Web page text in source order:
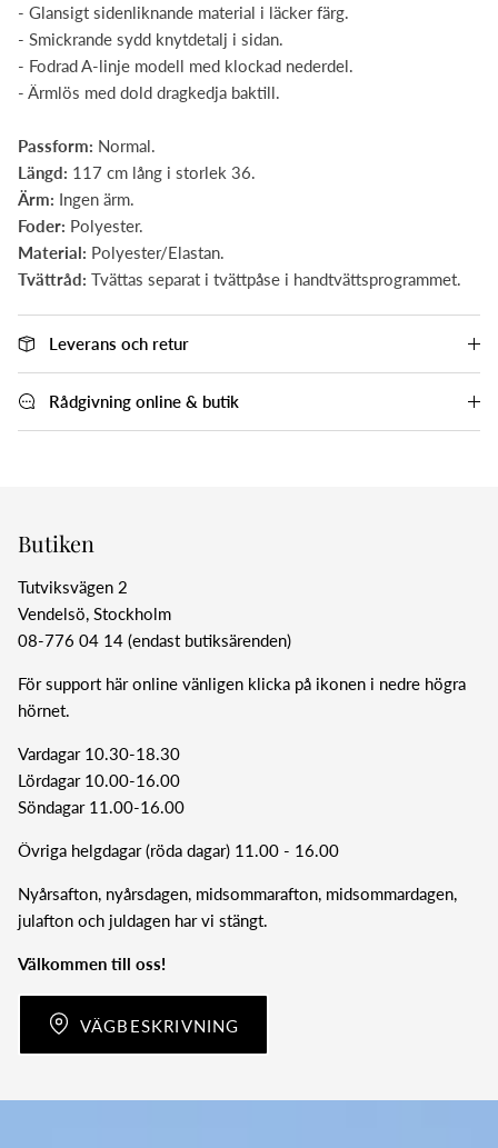
- Glansigt sidenliknande material i läcker färg.
- Smickrande sydd knytdetalj i sidan.
- Fodrad A-linje modell med klockad nederdel.
- Ärmlös med dold dragkedja baktill.
Passform: Normal.
Längd: 117 cm lång i storlek 36.
Ärm: Ingen ärm.
Foder: Polyester.
Material: Polyester/Elastan.
Tvättråd: Tvättas separat i tvättpåse i handtvättsprogrammet.
Leverans och retur
Rådgivning online & butik
Butiken
Tutviksvägen 2
Vendelsö, Stockholm
08-776 04 14 (endast butiksärenden)
För support här online vänligen klicka på ikonen i nedre högra
hörnet.
Vardagar 10.30-18.30
Lördagar 10.00-16.00
Söndagar 11.00-16.00
Övriga helgdagar (röda dagar) 11.00 - 16.00
Nyårsafton, nyårsdagen, midsommarafton, midsommardagen,
julafton och juldagen har vi stängt.
Välkommen till oss!
VÄGBESKRIVNING